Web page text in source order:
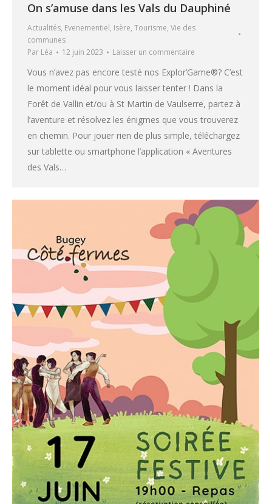
On s’amuse dans les Vals du Dauphiné
Actualités, Evenementiel, Isère, Tourisme, Vie des
communes
Par Léa 12 juin 2023 Laisser un commentaire
Vous n’avez pas encore testé nos Explor’Game®? C’est
le moment idéal pour vous laisser tenter ! Dans la
Forêt de Vallin et/ou à St Martin de Vaulserre, partez à
l’aventure et résolvez les énigmes que vous trouverez
en chemin. Pour jouer rien de plus simple, téléchargez
sur tablette ou smartphone l’application « Aventures
des Vals…